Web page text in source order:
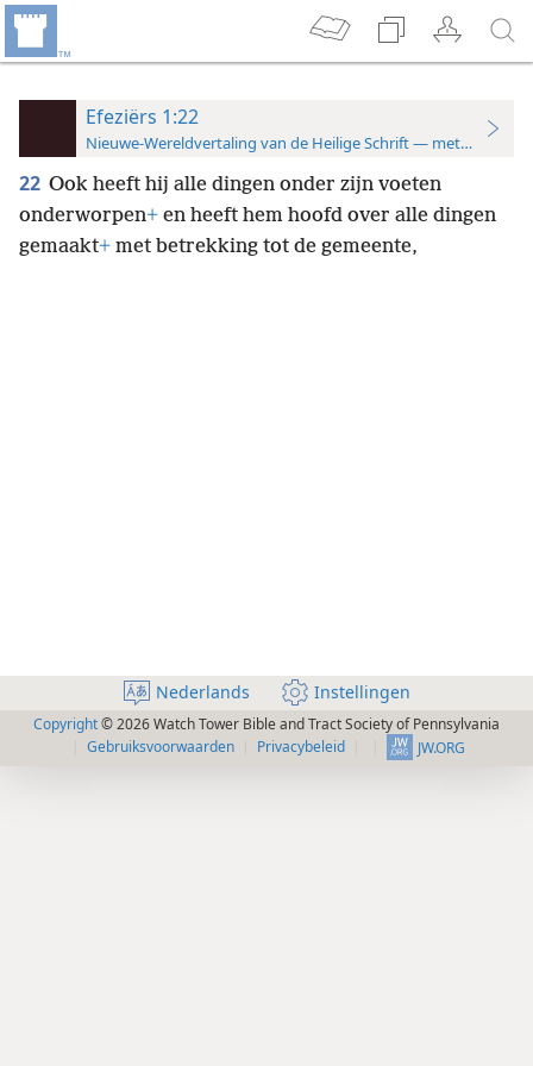
Efeziërs 1:22
Nieuwe-Wereldvertaling van de Heilige Schrift — met
22 Ook heeft hij alle dingen onder zijn voeten
onderworpen+ en heeft hem hoofd over alle dingen
gemaakt+ met betrekking tot de gemeente,
Nederlands Instellingen
Copyright© 2026 Watch Tower Bible and Tract Society of Pennsylvania
Gebruiksvoorwaarden Privacybeleid JW.ORG